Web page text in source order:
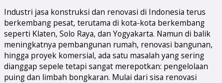
Industri jasa konstruksi dan renovasi di Indonesia terus
berkembang pesat, terutama di kota-kota berkembang
seperti Klaten, Solo Raya, dan Yogyakarta. Namun di balik
meningkatnya pembangunan rumah, renovasi bangunan,
hingga proyek komersial, ada satu masalah yang sering
dianggap sepele tetapi sangat merepotkan: pengelolaan
puing dan limbah bongkaran. Mulai dari sisa renovasi